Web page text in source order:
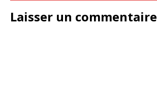
Laisser un commentaire